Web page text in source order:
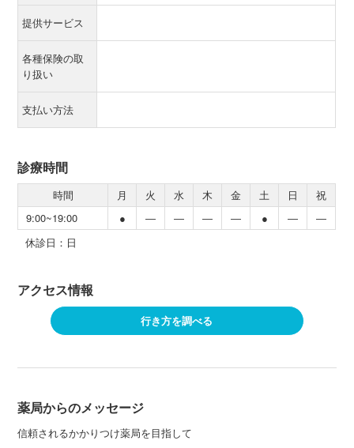
提供サービス
各種保険の取
り扱い
支払い方法
診療時間
時間 月 火 水 木 金 土 日
祝
9:00~19:00
● ― ― ― ― ● ―
―
休診日：日
アクセス情報
行き方を調べる
薬局からのメッセージ
信頼されるかかりつけ薬局を目指して